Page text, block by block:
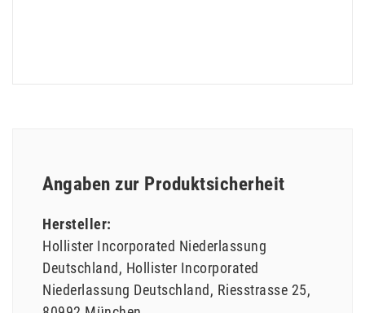
Angaben zur Produktsicherheit
Hersteller:
Hollister Incorporated Niederlassung
Deutschland Hollister Incorporated
Niederlassung Deutschland Riesstrasse 25